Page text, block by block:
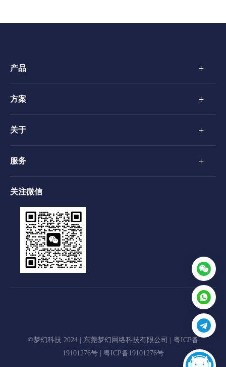
产品 +
方案 +
关于 +
服务 +
关注微信
©梦幻科技 2024 | 东莞梦幻网络科技有限公司 | 粤ICP备
19101276号| 粤ICP备19101276号